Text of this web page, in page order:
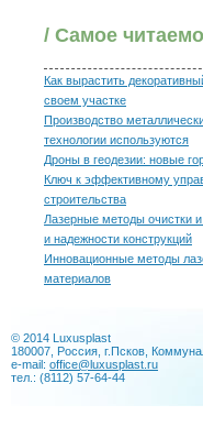
/ Самое
Как вырастить
своем участке
Производство
технологии используются
Дроны в геодезии: новые
Ключ к эффективному
строительства
Лазерные методы очистки
и надежности конструкций
Инновационные методы
материалов
© 2014 Luxusplast
180007, Россия, г.Псков,
e-mail: office@luxusplast.ru
тел.: (8112) 57-64-44